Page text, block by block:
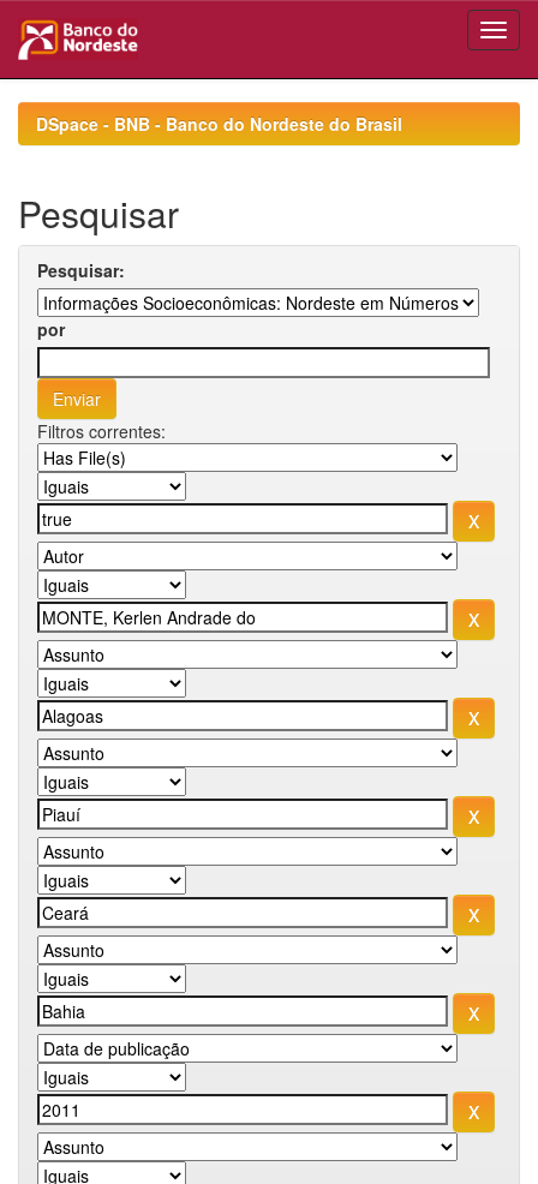
navigationDSpace - BNB - Banco do Nordeste do Brasil
Pesquisar
Pesquisar:
por
Filtros correntes: